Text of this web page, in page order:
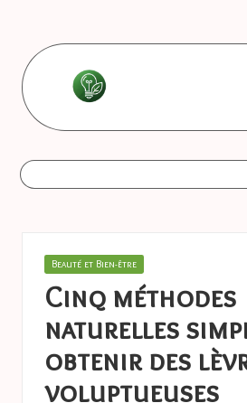
content
L
e
s
o
n
n
e
s
astuces
Posted
Beauté et Bien-être
Cinq méthodes
naturelles
obtenir des
voluptueuses